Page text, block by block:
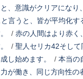
、意識がクリアになり
言うと、皆が平均化す
/ 赤の人間はより赤く
/ 聖人セリカ42そし
し始めます。
/ 本当の
が働き、同じ方向性の